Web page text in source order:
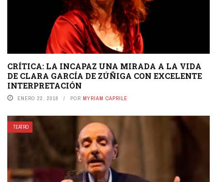
CRÍTICA: LA INCAPAZ UNA MIRADA A LA VIDA
DE CLARA GARCÍA DE ZÚÑIGA CON EXCELENTE
INTERPRETACIÓN
ENERO 22, 2018 POR MYRIAM CAPRILE
TEATRO